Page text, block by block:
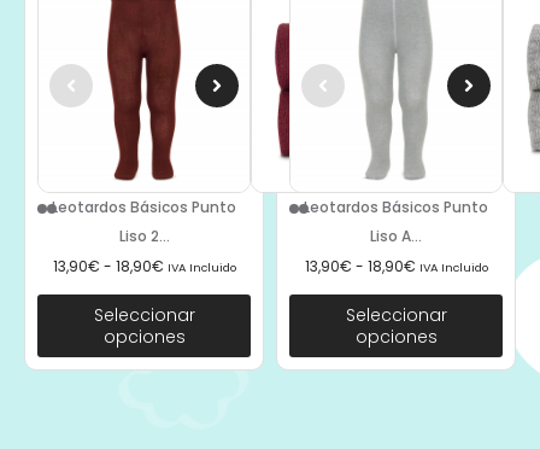
Leotardos Básicos Punto
Liso 2...
13,90€ - 18,90€ IVA Incluido
Seleccionar
opciones
Leotardos Básicos Punto
Liso A...
13,90€ - 18,90€ IVA Incluido
Seleccionar
opciones